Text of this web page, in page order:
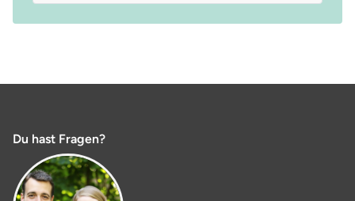
Du hast Fragen?